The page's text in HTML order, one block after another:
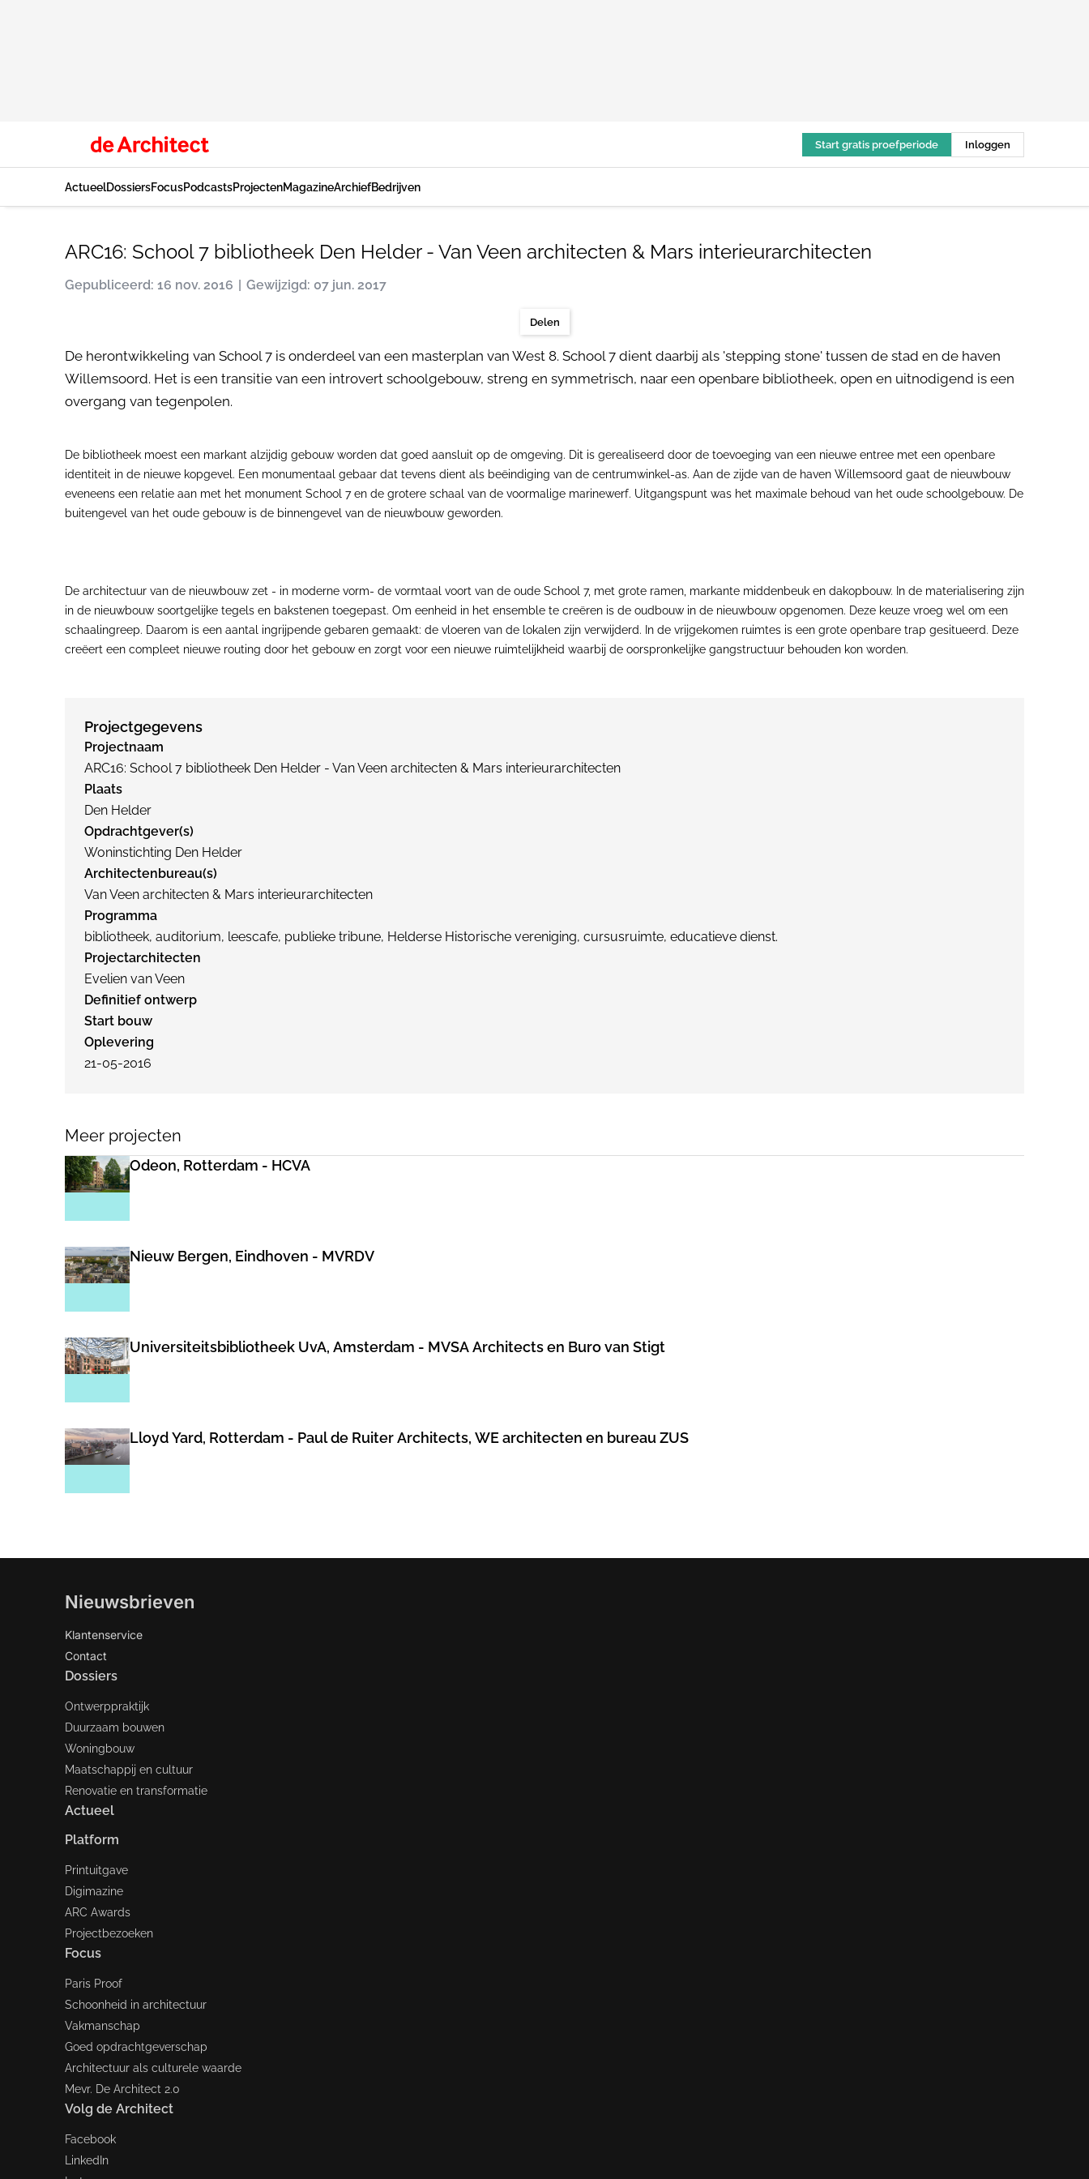
Start gratis proefperiode Inloggen
ActueelDossiersFocusPodcastsProjectenMagazineArchiefBedrijven
ARC16: School 7 bibliotheek Den Helder - Van Veen architecten & Mars interieurarchitecten
Gepubliceerd: 16 nov. 2016 Gewijzigd: 07 jun. 2017
Delen
De herontwikkeling van School 7 is onderdeel van een masterplan van West 8. School 7 dient daarbij als 'stepping stone' tussen de stad en de haven
Willemsoord. Het is een transitie van een introvert schoolgebouw, streng en symmetrisch, naar een openbare bibliotheek, open en uitnodigend is een
overgang van tegenpolen.
De bibliotheek moest een markant alzijdig gebouw worden dat goed aansluit op de omgeving. Dit is gerealiseerd door de toevoeging van een nieuwe entree met een openbare
identiteit in de nieuwe kopgevel. Een monumentaal gebaar dat tevens dient als beëindiging van de centrumwinkel-as. Aan de zijde van de haven Willemsoord gaat de nieuwbouw
eveneens een relatie aan met het monument School 7 en de grotere schaal van de voormalige marinewerf. Uitgangspunt was het maximale behoud van het oude schoolgebouw. De
buitengevel van het oude gebouw is de binnengevel van de nieuwbouw geworden.
De architectuur van de nieuwbouw zet - in moderne vorm- de vormtaal voort van de oude School 7, met grote ramen, markante middenbeuk en dakopbouw. In de materialisering zijn
in de nieuwbouw soortgelijke tegels en bakstenen toegepast. Om eenheid in het ensemble te creëren is de oudbouw in de nieuwbouw opgenomen. Deze keuze vroeg wel om een
schaalingreep. Daarom is een aantal ingrijpende gebaren gemaakt: de vloeren van de lokalen zijn verwijderd. In de vrijgekomen ruimtes is een grote openbare trap gesitueerd. Deze
creëert een compleet nieuwe routing door het gebouw en zorgt voor een nieuwe ruimtelijkheid waarbij de oorspronkelijke gangstructuur behouden kon worden.
Projectgegevens
Projectnaam
ARC16: School 7 bibliotheek Den Helder - Van Veen architecten & Mars interieurarchitecten
Plaats
Den Helder
Opdrachtgever(s)
Woninstichting Den Helder
Architectenbureau(s)
Van Veen architecten & Mars interieurarchitecten
Programma
bibliotheek, auditorium, leescafe, publieke tribune, Helderse Historische vereniging, cursusruimte, educatieve dienst.
Projectarchitecten
Evelien van Veen
Definitief ontwerp
Start bouw
Oplevering
21-05-2016
Meer projecten
Odeon, Rotterdam - HCVA
Nieuw Bergen, Eindhoven - MVRDV
Universiteitsbibliotheek UvA, Amsterdam - MVSA Architects en Buro van Stigt
Lloyd Yard, Rotterdam - Paul de Ruiter Architects, WE architecten en bureau ZUS
Nieuwsbrieven
Klantenservice
Contact
Dossiers
Ontwerppraktijk
Duurzaam bouwen
Woningbouw
Maatschappij en cultuur
Renovatie en transformatie
Actueel
Platform
Printuitgave
Digimazine
ARC Awards
Projectbezoeken
Focus
Paris Proof
Schoonheid in architectuur
Vakmanschap
Goed opdrachtgeverschap
Architectuur als culturele waarde
Mevr. De Architect 2.0
Volg de Architect
Facebook
LinkedIn